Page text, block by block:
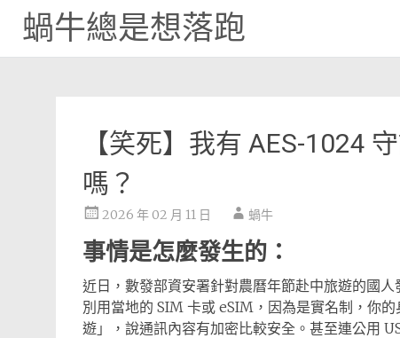
蝸牛總是想落跑
【笑死】我有 AES-1024
嗎？
2026 年 02 月 11 日 蝸牛
事情是怎麼發生的：
近日，數發部資安署針對農曆年節赴中旅遊的國
別用當地的 SIM 卡或 eSIM，因為是實名制，你
遊」，說通訊內容有加密比較安全。甚至連公用